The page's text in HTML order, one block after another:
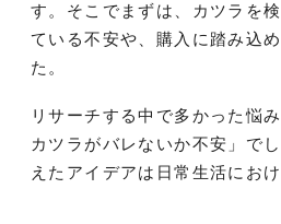
す。そこでまずは、カツラを
ている不安や、購入に踏み込
た。
リサーチする中で多かった悩
カツラがバレないか不安」で
えたアイデアは日常生活にお